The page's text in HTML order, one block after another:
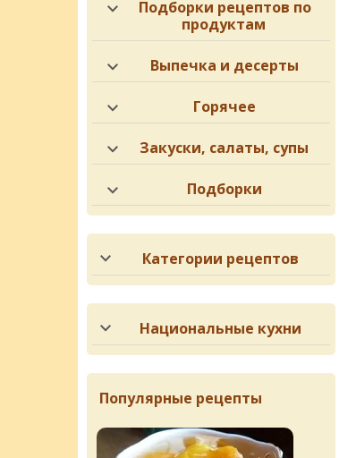
Подборки рецептов по
продуктам
Выпечка и десерты
Горячее
Закуски, салаты, супы
Подборки
Категории рецептов
Национальные кухни
Популярные рецепты